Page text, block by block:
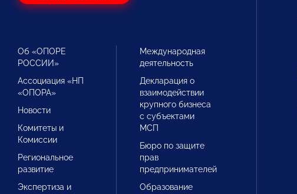
Об «ОПОРЕ
РОССИИ»
Ассоциация «НП
«ОПОРА»
Новости
Комитеты и
Комиссии
Региональное
развитие
Экспертиза и
Международная
деятельность
Декларация о
взаимодействии
крупного бизнеса
с субъектами
МСП
Бюро по защите
прав
предпринимателей
Образование